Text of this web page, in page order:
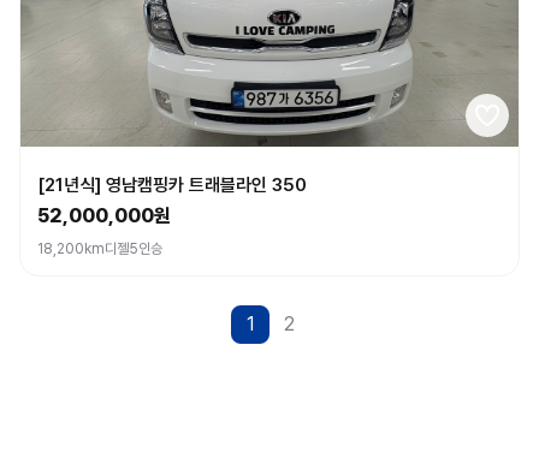
[21년식] 영남캠핑카 트래블라인 350
52,000,000원
18,200km디젤5인승
1 2